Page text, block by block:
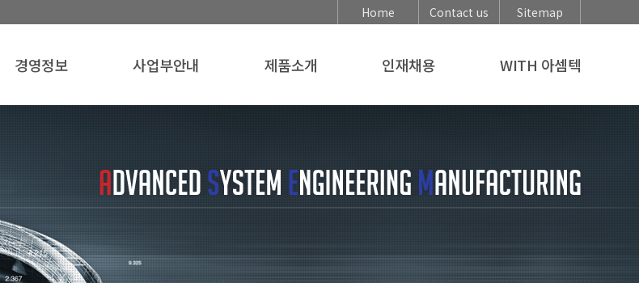
Home Contact us Sitemap
경영정보
인증서
사업부안내 제품소개 인재채용 WITH 아셈텍
통합신고센터